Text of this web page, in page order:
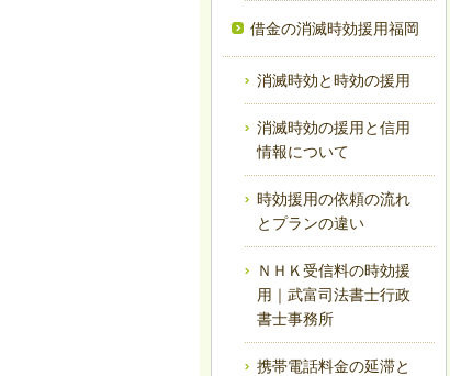
借金の消滅時効援用福岡
消滅時効と時効の援用
消滅時効の援用と信用
情報について
時効援用の依頼の流れ
とプランの違い
ＮＨＫ受信料の時効援
用｜武富司法書士行政
書士事務所
携帯電話料金の延滞と